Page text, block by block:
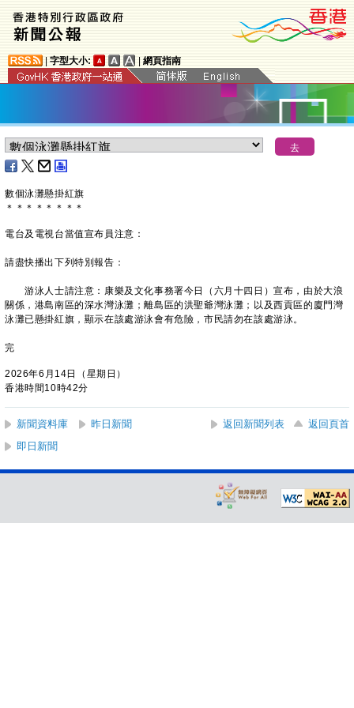
字型大小: 網頁指南
數個泳灘懸掛紅旗
＊ ＊ ＊ ＊ ＊ ＊ ＊ ＊
電台及電視台當值宣布員注意：
請盡快播出下列特別報告：
游泳人士請注意：康樂及文化事務署今日（六月十四日）宣布，由於大浪
關係，港島南區的深水灣泳灘；離島區的洪聖爺灣泳灘；以及西貢區的廈門灣
泳灘已懸掛紅旗，顯示在該處游泳會有危險，市民請勿在該處游泳。
完
2026年6月14日（星期日）
香港時間10時42分
新聞資料庫 昨日新聞 返回新聞列表
返回頁首
即日新聞